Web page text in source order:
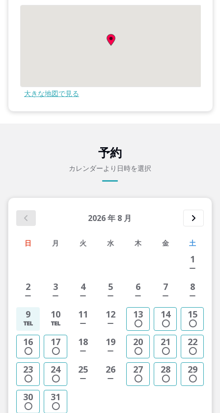
大きな地図で見る
予約
カレンダーより日時を選択
2026年 8 月
日 月 火 水 木 金 土
1
2 3 4 5 6 7 8
9 10 11 12 13 14 15
16 17 18 19 20 21 22
23 24 25 26 27 28 29
30 31